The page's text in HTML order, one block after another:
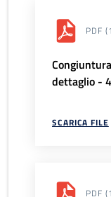
PDF
dettaglio -
SCARICA FILE
PDF